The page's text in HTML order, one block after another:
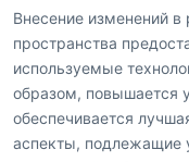
Внесение изменений
пространства
используемые
образом, повышается
обеспечивается
аспекты, подлежащие